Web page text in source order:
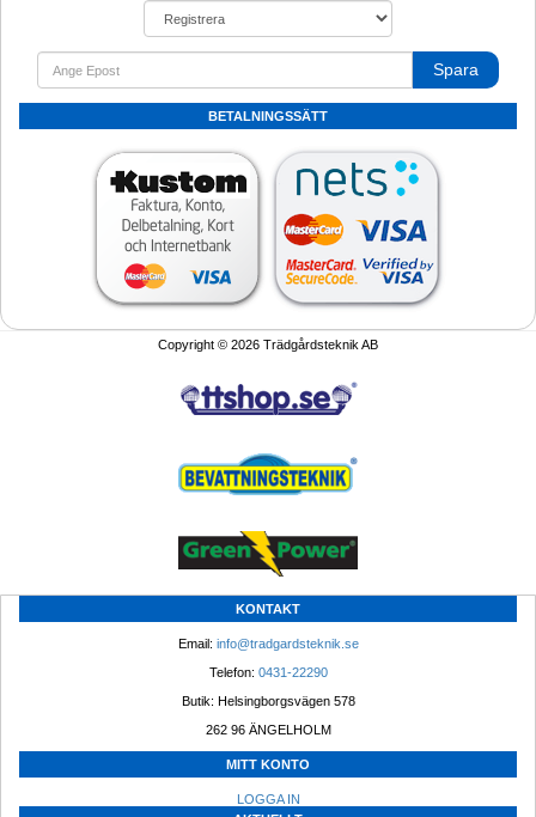
Spara
BETALNINGSSÄTT
Copyright © 2026 Trädgårdsteknik AB
KONTAKT
Email: info@tradgardsteknik.se
Telefon: 0431-22290
Butik: Helsingborgsvägen 578
262 96 ÄNGELHOLM
MITT KONTO
LOGGA IN